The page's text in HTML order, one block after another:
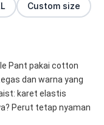
Custom size
Pant pakai cotton
dan warna yang
karet elastis
Perut tetap nyaman
efek menggembung.